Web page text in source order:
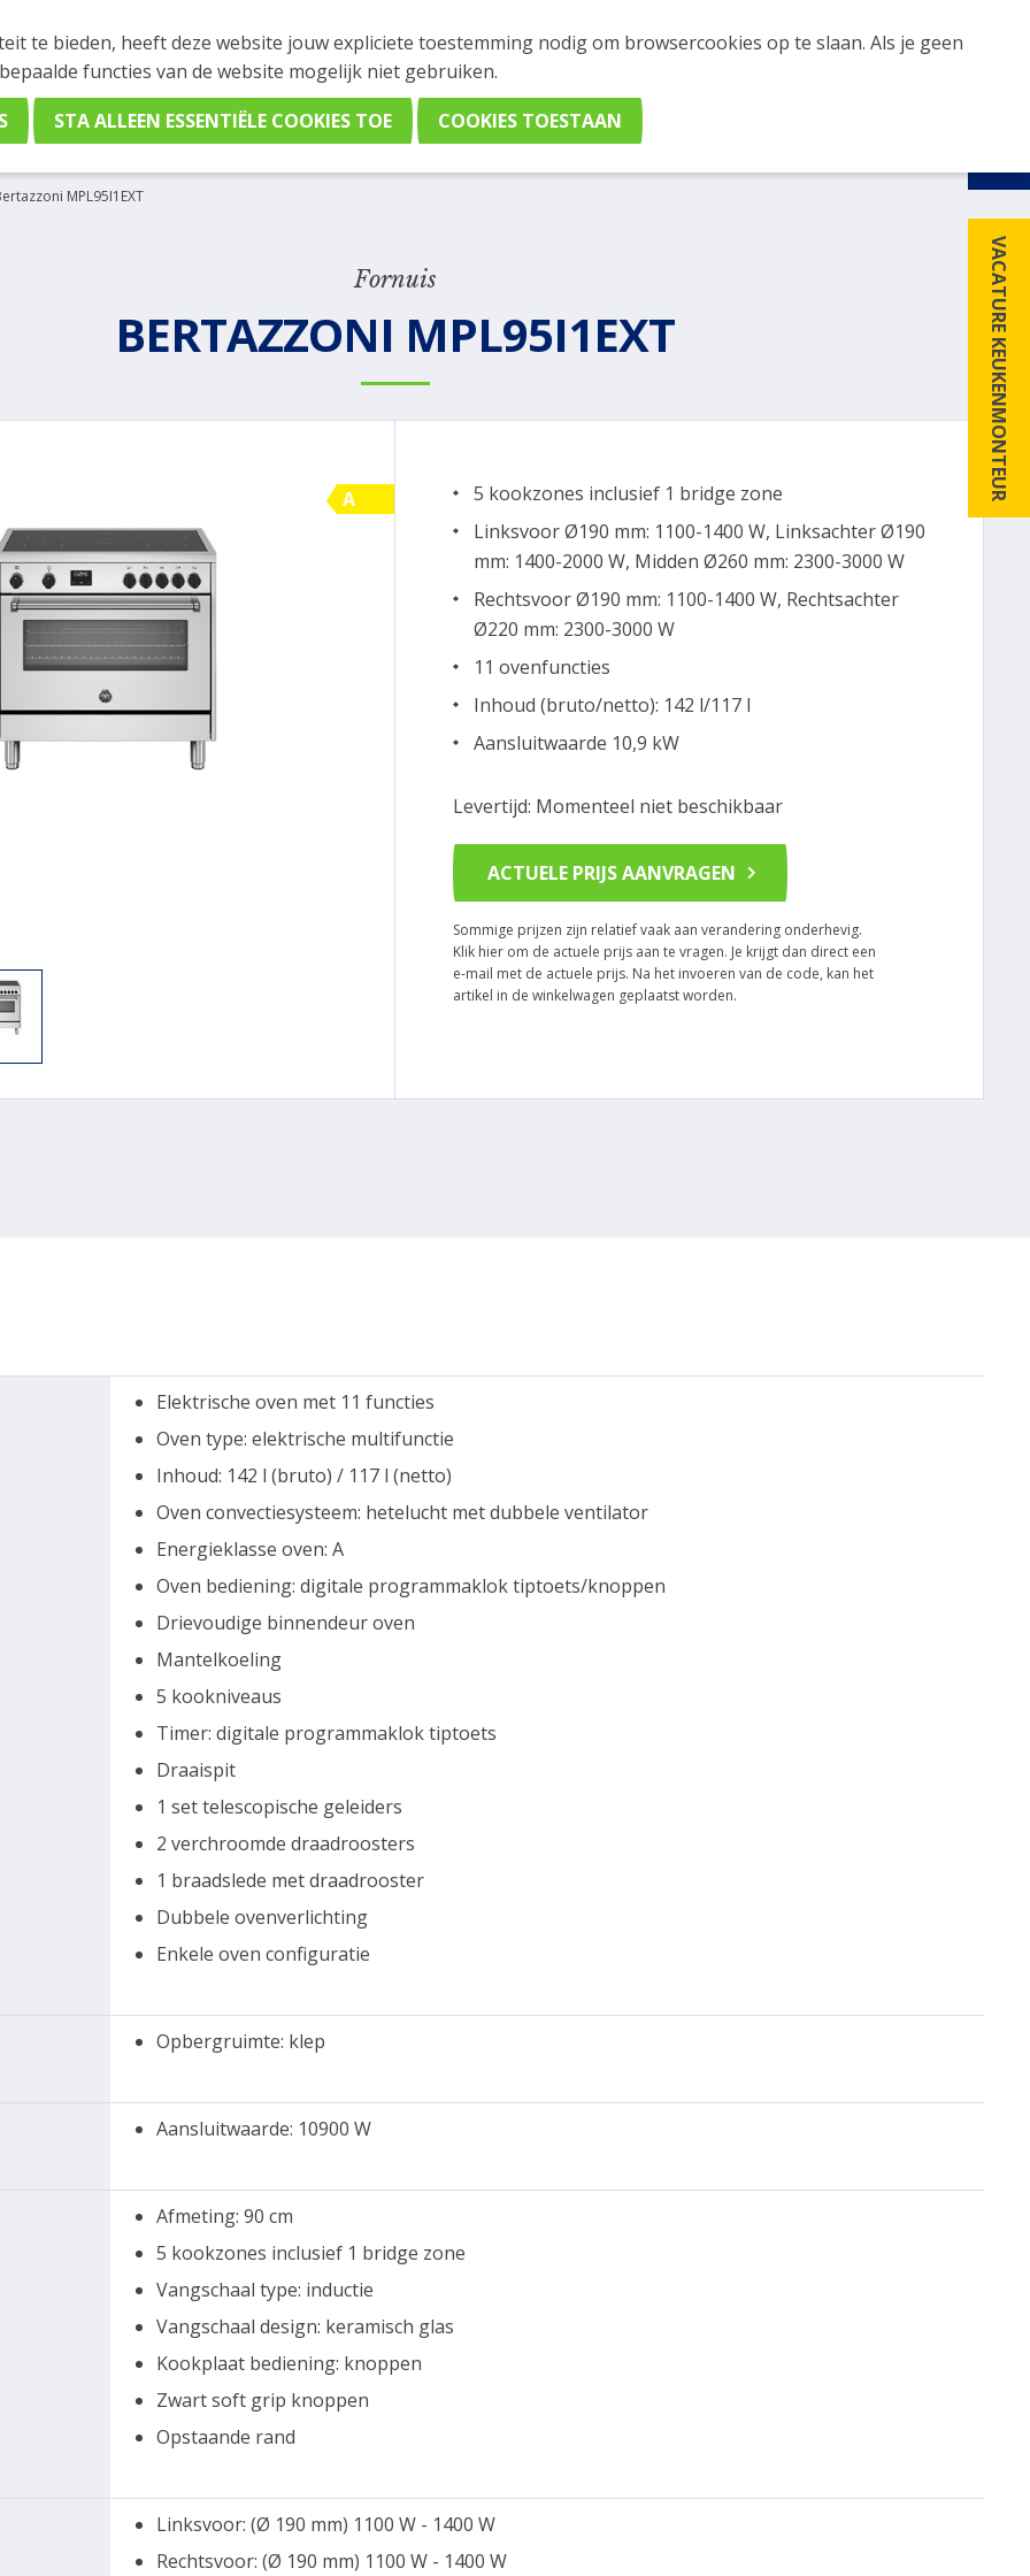
VACATURE KEUKENMONTEUR
plaatsen. Wil je je vast oriënteren? Vergelijk eenvoudig apparaten en merken met elkaar. Klik hier voor
MPL95I1EXT
Fornuis
BERTAZZONI MPL95I1EXT
A
Levertijd: Momenteel niet beschikbaar
5 kookzones inclusief 1 bridge zone
Linksvoor Ø190 mm: 1100-1400 W, Linksachter Ø190
mm: 1400-2000 W, Midden Ø260 mm: 2300-3000 W
Rechtsvoor Ø190 mm: 1100-1400 W, Rechtsachter
Ø220 mm: 2300-3000 W
11 ovenfuncties
Inhoud (bruto/netto): 142 l/117 l
Aansluitwaarde 10,9 kW
ACTUELE PRIJS AANVRAGEN
Sommige prijzen zijn relatief vaak aan verandering onderhevig.
Klik hier om de actuele prijs aan te vragen. Je krijgt dan direct een
e-mail met de actuele prijs. Na het invoeren van de code, kan het
artikel in de winkelwagen geplaatst worden.
Elektrische oven met 11 functies
Oven type: elektrische multifunctie
Inhoud: 142 l (bruto) / 117 l (netto)
Oven convectiesysteem: hetelucht met dubbele ventilator
Energieklasse oven: A
Oven bediening: digitale programmaklok tiptoets/knoppen
Drievoudige binnendeur oven
Mantelkoeling
5 kookniveaus
Timer: digitale programmaklok tiptoets
Draaispit
1 set telescopische geleiders
2 verchroomde draadroosters
1 braadslede met draadrooster
Dubbele ovenverlichting
Enkele oven configuratie
Opbergruimte: klep
Aansluitwaarde: 10900 W
Afmeting: 90 cm
5 kookzones inclusief 1 bridge zone
Vangschaal type: inductie
Vangschaal design: keramisch glas
Kookplaat bediening: knoppen
Zwart soft grip knoppen
Opstaande rand
Linksvoor: (Ø 190 mm) 1100 W - 1400 W
Rechtsvoor: (Ø 190 mm) 1100 W - 1400 W
te bieden, heeft deze website jouw expliciete toestemming nodig om browsercookies op te slaan. Als je geen
functies van de website mogelijk niet gebruiken.